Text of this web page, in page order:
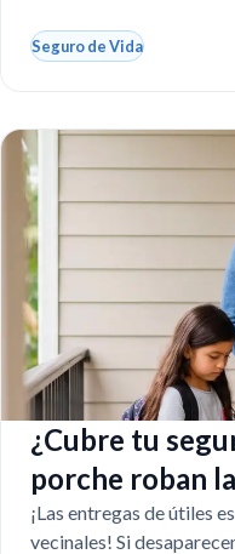
Seguro de Vida
¿Cubre tu
porche roban
escolares?
¡Las entregas de útiles
vecinales! Si